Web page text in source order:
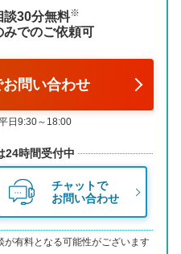
談30分無料※
みでのご依頼可
問い合わせ
日9:30～18:00
24時間受付中
チャットで
お問い合わせ
有料となる可能性がございます